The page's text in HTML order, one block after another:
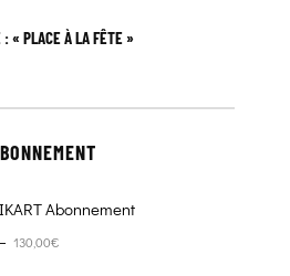
: « PLACE À LA FÊTE »
Abonnement
130,00€